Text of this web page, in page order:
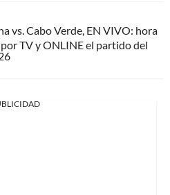
vs. Cabo Verde, EN VIVO: hora
TV y ONLINE el partido del